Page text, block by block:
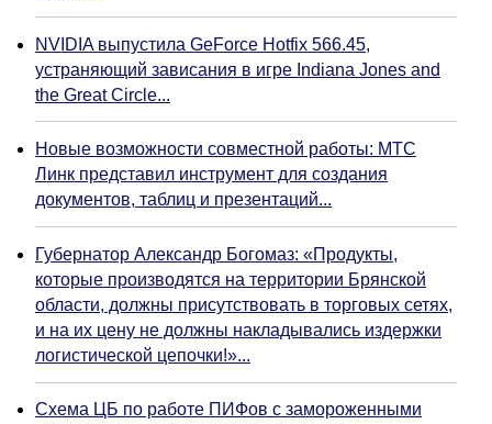
NVIDIA выпустила GeForce Hotfix 566.45,
устраняющий зависания в игре Indiana Jones and
the Great Circle...
Новые возможности совместной работы: МТС
Линк представил инструмент для создания
документов, таблиц и презентаций...
Губернатор Александр Богомаз: «Продукты,
которые производятся на территории Брянской
области, должны присутствовать в торговых сетях,
и на их цену не должны накладывались издержки
логистической цепочки!»...
Схема ЦБ по работе ПИФов с замороженными